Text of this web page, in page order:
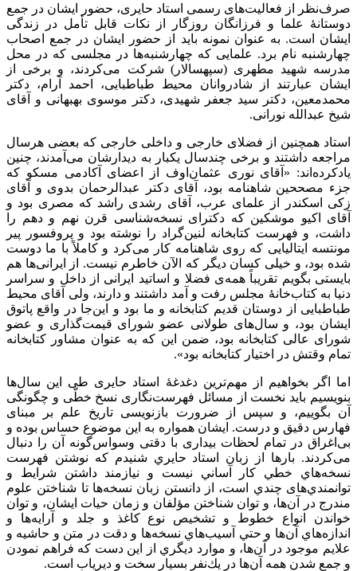
صرف‌نظر از فعالیت‌های رسمی استاد حایری، حضور ایشان در جمع
دوستانۀ علما و فرزانگان روزگار از نکات قابل تأمل در زندگی
ایشان است. به عنوان نمونه باید از حضور ایشان در جمع اصحاب
چهارشنبه نام برد. علمایی که چهارشنبه‌ها در مجلسی که در محل
مدرسه شهید مطهری (سپهسالار) شرکت می‌کردند، و برخی از
ایشان عبارتند از شادروانان محیط طباطبایی، احمد آرام، دکتر
محمدمعین، دکتر سید جعفر شهیدی، دکتر موسوی بهبهانی و آقای
شیخ عبدالله نورانی.
استاد همچنین از فضلای خارجی و داخلی خارجی که بعضی هرسال
مراجعه داشتند و برخی چندسال یکبار به دیدارشان می‌آمدند، چنین
یادکرده‌اند: «آقای نوری عثمان‌اوف از اعضای آکادمی مسکو که
جزء مصححین شاهنامه بود، آقای دکتر عبدالرحمان بدوی و آقای
زکی اسکندر از علمای عرب، آقای رشدی راشد که مصری بود و
آقای اکیو موشکین که دکترای نسخه‌شناسی قرن نهم و دهم را
داشت، و فهرست کتابخانه لنین‌گراد را نوشته بود و پروفسور پیر
مونتسه ایتالیایی که روی شاهنامه کار می‌کرد و کاملاً با ما دوست
شده بود، و خیلی کسان دیگر که الآن خاطرم نیست. از ایرانی‌ها هم
بایستی بگویم تقریباً همه‌ی فضلا و اساتید ایرانی از داخل و سراسر
دنیا به کتاب‌خانۀ مجلس رفت و آمد داشتند و دارند، ولی آقای محیط
طباطبایی از دوستان قدیم کتابخانه و ما بود و این‌جا در واقع پاتوق
ایشان بود، و سال‌های طولانی عضو شورای قیمت‌گذاری و عضو
شورای عالی کتابخانه بود، ضمن این که به عنوان مشاور کتابخانه
تمام وقتش در اختیار کتابخانه بود».
اما اگر بخواهیم از مهم‌ترین دغدغۀ استاد حایری طی این سال‌ها
بنویسیم باید نخست از مسائل فهرست‌نگاری نسخ خطّی و چگونگی
آن بگوییم، و سپس از ضرورت بازنویسی تاریخ علم بر مبنای
فهارس دقیق و درست. ایشان همواره به این موضوع حساس بوده و
بی‌اغراق در تمام لحظات بیداری با دقتی وسواس‌گونه آن را دنبال
می‌کردند. بارها از زبان استاد حايري شنيدم كه نوشتن فهرست
نسخه‌هاي خطي كار آساني نيست و نيازمند داشتن شرايط و
توانمندي‌های چندي است، از دانستن زبان نسخه‌ها تا شناختن علوم
مندرج در آن‌ها، و توان شناختن مؤلفان و زمان حيات ايشان، و توان
خواندن انواع خطوط و تشخيص نوع كاغذ و جلد و آرايه‌‌ها و
اندازه‌هاي آن‌ها و حتي آسيب‌هاي نسخه‌ها و دقت در متن و حاشيه و
علايم موجود در آن‌ها، و موارد ديگري از اين دست كه فراهم نمودن
و جمع شدن همه آن‌ها در يك‌نفر بسيار سخت و ديرياب است.